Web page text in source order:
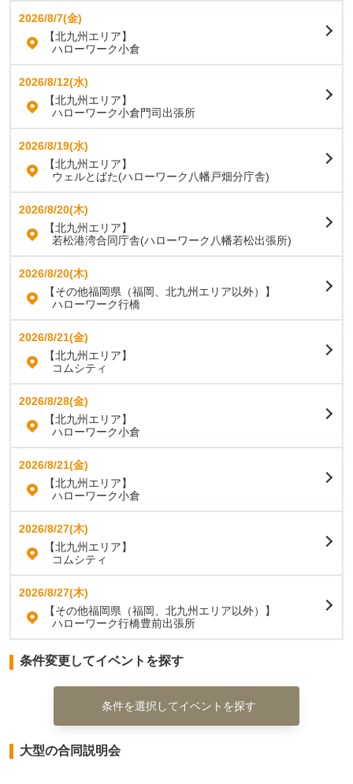
2026/8/7(金)
【北九州エリア】
ハローワーク小倉
2026/8/12(水)
【北九州エリア】
ハローワーク小倉門司出張所
2026/8/19(水)
【北九州エリア】
ウェルとばた(ハローワーク八幡戸畑分庁舎)
2026/8/20(木)
【北九州エリア】
若松港湾合同庁舎(ハローワーク八幡若松出張所)
2026/8/20(木)
【その他福岡県（福岡、北九州エリア以外）】
ハローワーク行橋
2026/8/21(金)
【北九州エリア】
コムシティ
2026/8/28(金)
【北九州エリア】
ハローワーク小倉
2026/8/21(金)
【北九州エリア】
ハローワーク小倉
2026/8/27(木)
【北九州エリア】
コムシティ
2026/8/27(木)
【その他福岡県（福岡、北九州エリア以外）】
ハローワーク行橋豊前出張所
条件変更してイベントを探す
条件を選択してイベントを探す
大型の合同説明会